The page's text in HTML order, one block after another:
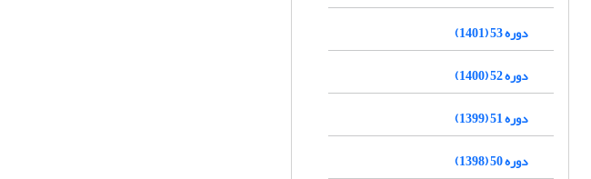
دوره 53 (1401)
دوره 52 (1400)
دوره 51 (1399)
دوره 50 (1398)